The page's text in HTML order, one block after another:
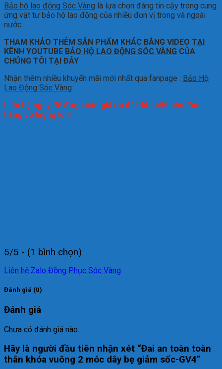
Bảo hộ lao động Sóc Vàng là lựa chọn đáng tin cậy trong cung
ứng vật tư bảo hộ lao động của nhiều đơn vị trong và ngoài
nước.
THAM KHẢO THÊM SẢN PHẨM KHÁC BẰNG VIDEO TẠI
KÊNH YOUTUBE BẢO HỘ LAO ĐỘNG SÓC VÀNG CỦA
CHÚNG TÔI TẠI ĐÂY
Nhận thêm nhiều khuyến mãi mới nhất qua fanpage : Bảo Hộ
Lao Động Sóc Vàng
Liên hệ ngay để được báo giá ưu đãi đặc biệt cho đơn
hàng số lượng lớn!
5/5 - (1 bình chọn)
Liên hệ Zalo Đồng Phục Sóc Vàng
Đánh giá (0)
Đánh giá
Chưa có đánh giá nào.
Hãy là người đầu tiên nhận xét “Đai an toàn toàn
thân khóa vuông 2 móc dây bẹ giảm sốc-GV4”